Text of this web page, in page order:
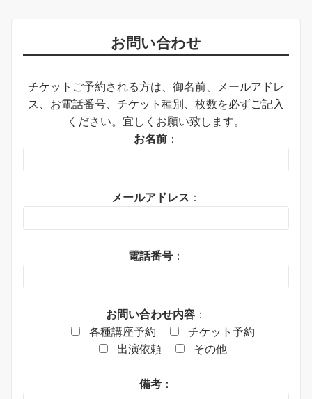
お問い合わせ
チケットご予約される方は、御名前、メールアドレ
ス、お電話番号、チケット種別、枚数を必ずご記入
ください。宜しくお願い致します。
お名前 ：
メールアドレス ：
電話番号 ：
お問い合わせ内容 ：
各種講座予約
チケット予約
出演依頼
その他
備考 ：